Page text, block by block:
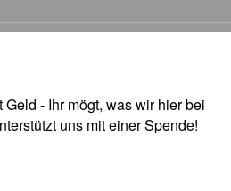
- Ihr mögt, was wir hier bei
uns mit einer Spende!